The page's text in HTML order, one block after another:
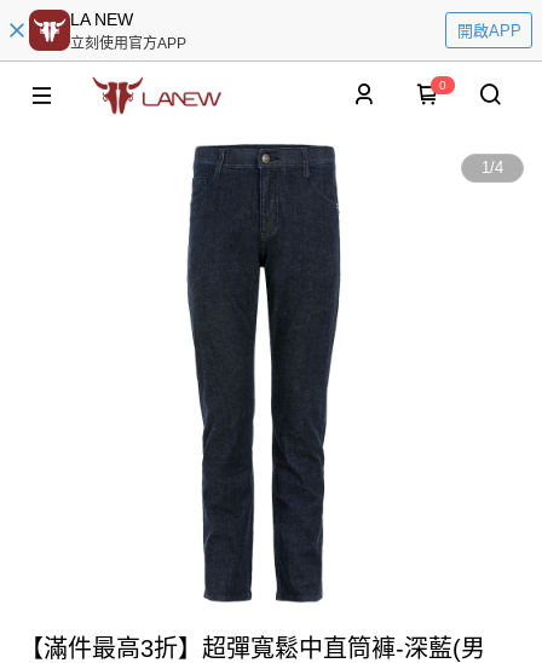
LA NEW
立刻使用官方APP
開啟APP
0
1/4
【滿件最高3折】超彈寬鬆中直筒褲-深藍(男